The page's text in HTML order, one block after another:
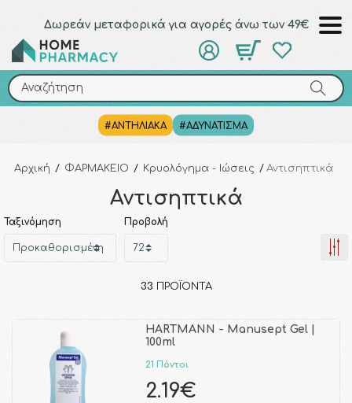
Δωρεάν μεταφορικά για αγορές άνω των 49€
Αναζήτηση
#ΑΝΤΗΛΙΑΚΑ #ΑΔΥΝΑΤΙΣΜΑ
Αναζήτηση
Αρχική / ΦΑΡΜΑΚΕΙΟ / Κρυολόγημα - Ιώσεις / Αντισηπτικά
Αντισηπτικά
Ταξινόμηση Προβολή
33 ΠΡΟΪΌΝΤΑ
HARTMANN - Manusept Gel |
100ml
21 Πόντοι
2.19€